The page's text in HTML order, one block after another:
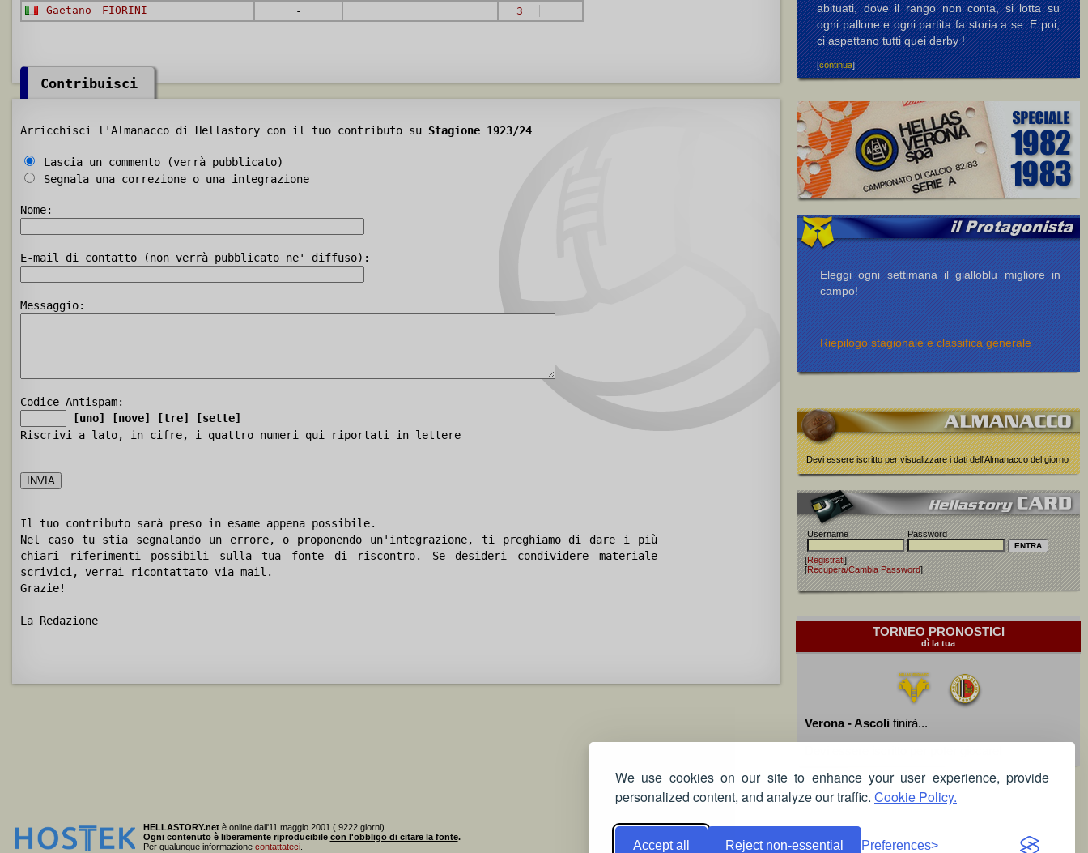
We use cookies on our site to enhance your user experience, provide
personalized content, and analyze our traffic. Cookie Policy.
Accept all Reject non-essential Preferences
Gaetano
FIORINI - 3
Contribuisci
Arricchisci l'Almanacco di Hellastory con il tuo contributo su Stagione 1923/24
Lascia un commento (verrà pubblicato)
Segnala una correzione o una integrazione
Nome:
E-mail di contatto (non verrà pubblicato ne' diffuso):
Messaggio:
Codice Antispam:
[uno]
[nove] [tre]
[sette]
Riscrivi a lato, in cifre, i quattro numeri qui riportati in lettere
Il tuo contributo sarà preso in esame appena possibile.
Nel caso tu stia segnalando un errore, o proponendo un'integrazione, ti preghiamo di dare i più
chiari riferimenti possibili sulla tua fonte di riscontro. Se desideri condividere materiale
scrivici, verrai ricontattato via mail.
Grazie!
La Redazione
abituati, dove il rango non conta, si lotta su
ogni pallone e ogni partita fa storia a se. E poi,
ci aspettano tutti quei derby !
[continua]
Eleggi ogni settimana il gialloblu migliore in
campo!
Riepilogo stagionale e classifica generale
Devi essere iscritto per visualizzare i dati dell'Almanacco del giorno
Username Password
[Registrati]
[Recupera/Cambia Password]
TORNEO PRONOSTICI
dì la tua
Verona - Ascoli finirà...
HELLASTORY.netè online dall'11 maggio 2001 ( 9222 giorni)
Ogni contenuto è liberamente riproducibile con l'obbligo di citare la fonte.
Per qualunque informazione contattateci.